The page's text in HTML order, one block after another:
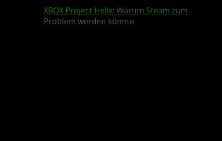
XBOX Project Helix: Warum Steam zum
Problem werden könnte